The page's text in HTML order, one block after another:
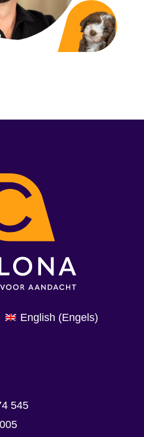
English (Engels)
545